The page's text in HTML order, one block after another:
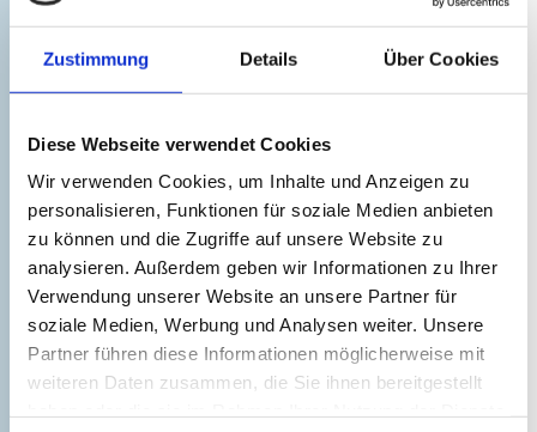
Zustimmung Details Über Cookies
Diese Webseite verwendet Cookies
Wir verwenden Cookies, um Inhalte und Anzeigen zu
personalisieren, Funktionen für soziale Medien anbieten
zu können und die Zugriffe auf unsere Website zu
analysieren. Außerdem geben wir Informationen zu Ihrer
Verwendung unserer Website an unsere Partner für
soziale Medien, Werbung und Analysen weiter. Unsere
Partner führen diese Informationen möglicherweise mit
weiteren Daten zusammen, die Sie ihnen bereitgestellt
Schietwetter? – Schietegal!